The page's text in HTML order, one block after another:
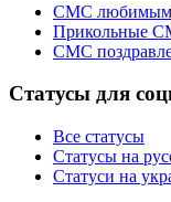
СМС любимым
Прикольные
СМС
Статусы для
Все статусы
Статусы на
Статуси на